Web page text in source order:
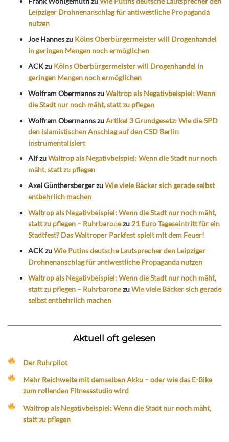
Leipziger Drohnenanschlag für antiwestliche Propaganda
nutzen
Joe Hanneszu Kölns Oberbürgermeister will Drogenhandel
in geringen Mengen noch ermöglichen
ACKzu Kölns Oberbürgermeister will Drogenhandel in
geringen Mengen noch ermöglichen
Wolfram ObermannszuWaltrop als Negativbeispiel: Wenn
die Stadt nur noch mäht, statt zu pflegen
Wolfram ObermannszuArtikel 3 Grundgesetz: Wie die SPD
den islamistischen Anschlag auf den CSD Berlin
instrumentalisiert
AlfzuWaltrop als Negativbeispiel: Wenn die Stadt nur noch
mäht, statt zu pflegen
Axel GünthersbergerzuWie viele Bäcker sich gerade selbst
entbehrlich machen
Waltrop als Negativbeispiel: Wenn die Stadt nur noch mäht,
statt zu pflegen – Ruhrbaronezu 21 Euro Tageseintritt für ein
Stadtfest? Das Waltroper Parkfest spielt mit dem Feuer!
ACKzuWie Putins deutsche Lautsprecher den Leipziger
Drohnenanschlag für antiwestliche Propaganda nutzen
Waltrop als Negativbeispiel: Wenn die Stadt nur noch mäht,
statt zu pflegen – RuhrbaronezuWie viele Bäcker sich gerade
selbst entbehrlich machen
Aktuell oft gelesen
Der Ruhrpilot
Mehr Reichweite mit demselben Akku – oder wie das E-Bike
zum rollenden Fitnessstudio wird
Waltrop als Negativbeispiel: Wenn die Stadt nur noch mäht,
statt zu pflegen